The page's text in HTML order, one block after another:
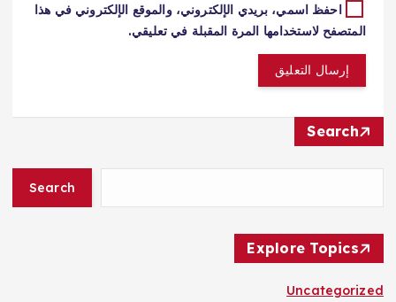
احفظ اسمي، بريدي الإلكتروني، والموقع الإلكتروني في هذا
المتصفح لاستخدامها المرة المقبلة في تعليقي.
Search
Search
Explore Topics
Uncategorized